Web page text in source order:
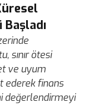
sınır ötesi
ve uyum
ederek finans
değerlendirmeyi